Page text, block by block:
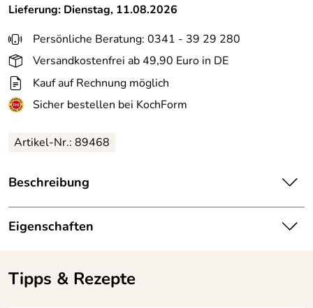
Lieferung: Dienstag, 11.08.2026
Persönliche Beratung: 0341 - 39 29 280
Versandkostenfrei ab 49,90 Euro in DE
Kauf auf Rechnung möglich
Sicher bestellen bei KochForm
Artikel-Nr.: 89468
Beschreibung
GEFU Pommes- und Gemüseschneider POMCUT.
Scharfes Schneidgitter für gleichmäßige Stifte und Würfel
Schluss mit Schnippeln! Mit dem scharfen Schneidgitter
des POMCUT lassen sich in Nullkommanichts leckere
Eigenschaften
Breite:
90 mm
Tipps & Rezepte